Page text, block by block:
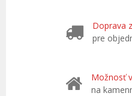
Doprava
pre
Možnosť
na